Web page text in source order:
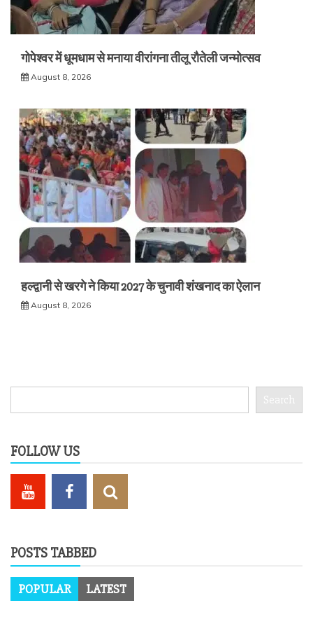
गोपेश्वर में धूमधाम से मनाया वीरांगना तीलू रौतेली जन्मोत्सव
August 8, 2026
हल्द्वानी से खरगे ने किया 2027 के चुनावी शंखनाद का ऐलान
August 8, 2026
Search
FOLLOW US
POSTS TABBED
POPULAR LATEST